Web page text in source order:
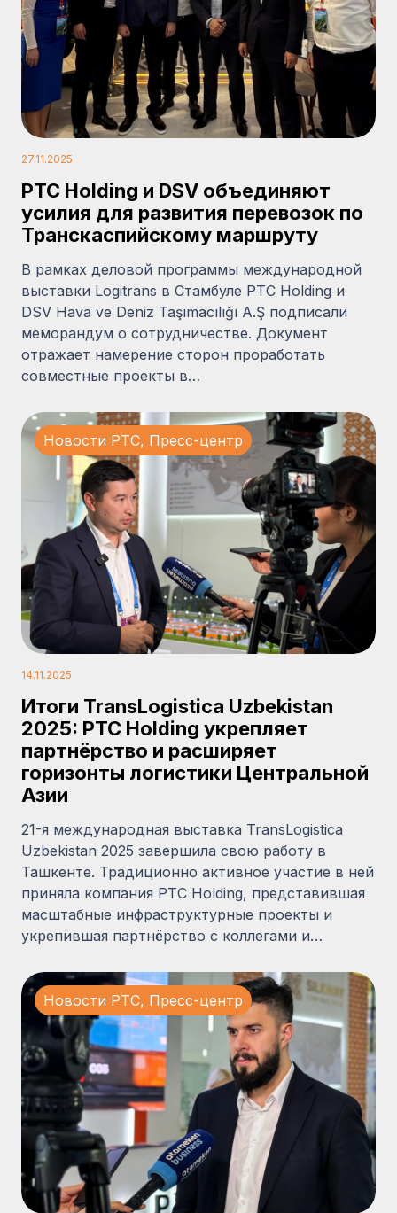
27.11.2025
PTC Holding и DSV объединяют
усилия для развития перевозок по
Транскаспийскому маршруту
В рамках деловой программы международной
выставки Logitrans в Стамбуле PTC Holding и
DSV Hava ve Deniz Taşımacılığı A.Ş подписали
меморандум о сотрудничестве. Документ
отражает намерение сторон проработать
совместные проекты в…
14.11.2025
Итоги TransLogistica Uzbekistan
2025: PTC Holding укрепляет
партнёрство и расширяет
горизонты логистики Центральной
Азии
21-я международная выставка TransLogistica
Uzbekistan 2025 завершила свою работу в
Ташкенте. Традиционно активное участие в ней
приняла компания PTC Holding, представившая
масштабные инфраструктурные проекты и
укрепившая партнёрство с коллегами и…
Новости PTC, Пресс-центр
Новости PTC, Пресс-центр